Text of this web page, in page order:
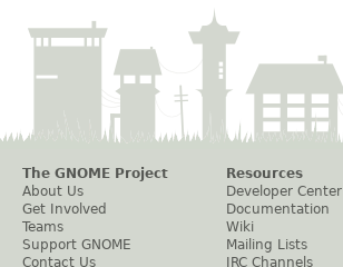
The GNOME Project
About Us
Get Involved
Teams
Support GNOME
Contact Us
Resources
Developer Center
Documentation
Wiki
Mailing Lists
IRC Channels